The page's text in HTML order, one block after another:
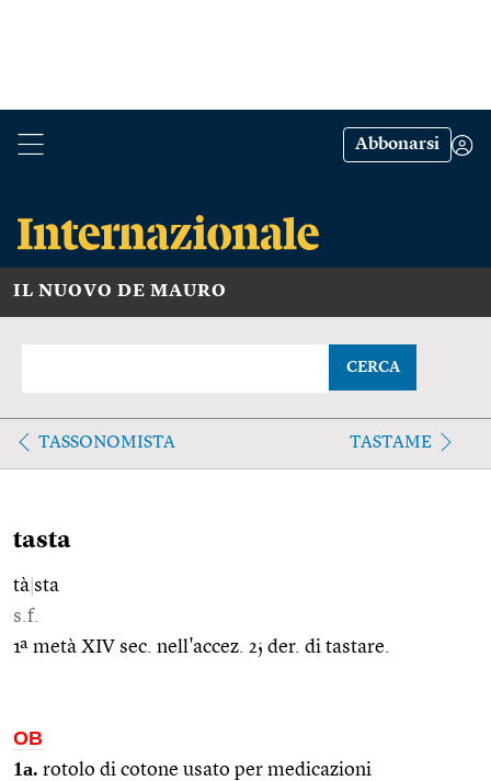
Abbonarsi
IL NUOVO DE MAURO
CERCA
TASSONOMISTA TASTAME
tasta
tà sta
s.f.
1ª metà XIV sec. nell'accez. 2; der. di tastare.
OB
1a. rotolo di cotone usato per medicazioni